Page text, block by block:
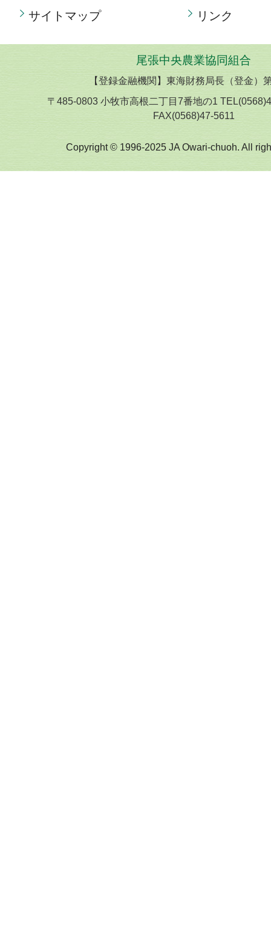
サイトマップ リンク
尾張中央農業協同組合
【登録金融機関】東海財務局長（登金）
〒485-0803 小牧市高根二丁目7番地の1
FAX(0568)47-5611
Copyright © 1996-2025 JA Owari-chuoh. All